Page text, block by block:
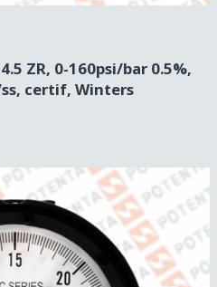
ZR, 0-160psi/bar 0.5%,
certif, Winters